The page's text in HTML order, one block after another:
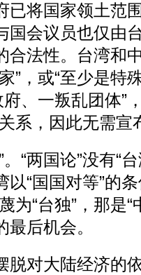
已将国家领土范
国会议员也仅由
合法性。台湾和
”，或“至少是特
府、一叛乱团体”
系，因此无需宣
“两国论”没有“
“国国对等”的
为“台独”，那是“
最后机会。
脱对大陆经济的